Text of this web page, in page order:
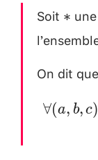
\\
[0.3cm]
Soit *
∗
On dit
\forall
∀(a, b, c)